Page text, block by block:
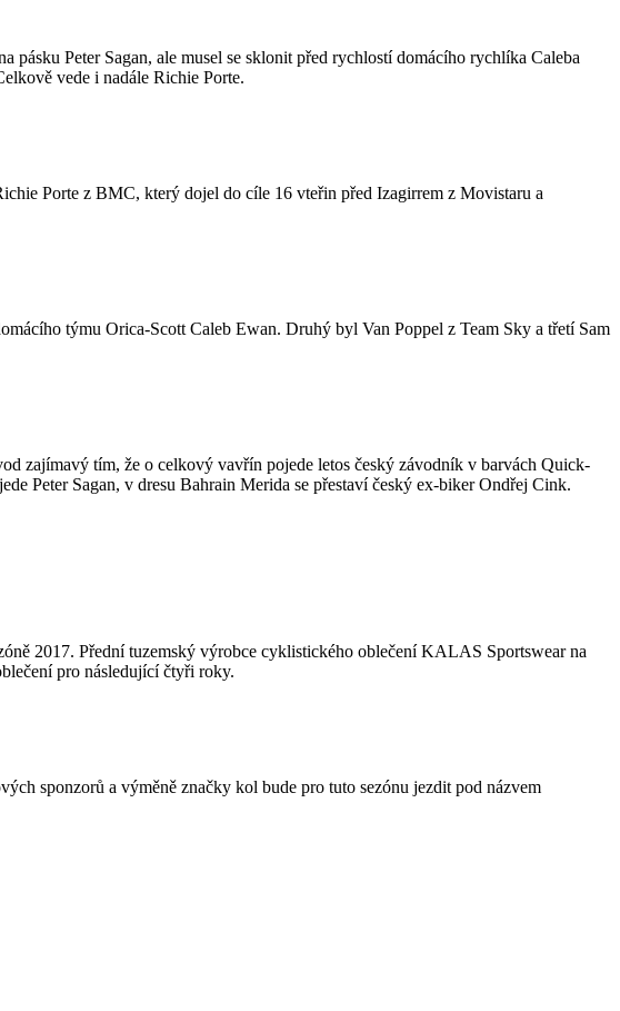
Peter Sagan, ale musel se sklonit před rychlostí domácího rychlíka Caleba
vede i nadále Richie Porte.
Porte z BMC, který dojel do cíle 16 vteřin před Izagirrem z Movistaru a
týmu Orica-Scott Caleb Ewan. Druhý byl Van Poppel z Team Sky a třetí Sam
zajímavý tím, že o celkový vavřín pojede letos český závodník v barvách Quick-
Peter Sagan, v dresu Bahrain Merida se přestaví český ex-biker Ondřej Cink.
2017. Přední tuzemský výrobce cyklistického oblečení KALAS Sportswear na
pro následující čtyři roky.
sponzorů a výměně značky kol bude pro tuto sezónu jezdit pod názvem